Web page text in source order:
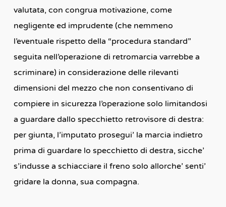
valutata, con congrua motivazione, come
negligente ed imprudente (che nemmeno
l’eventuale rispetto della “procedura standard”
seguita nell’operazione di retromarcia varrebbe a
scriminare) in considerazione delle rilevanti
dimensioni del mezzo che non consentivano di
compiere in sicurezza l’operazione solo limitandosi
a guardare dallo specchietto retrovisore di destra:
per giunta, l’imputato prosegui’ la marcia indietro
prima di guardare lo specchietto di destra, sicche’
s’indusse a schiacciare il freno solo allorche’ senti’
gridare la donna, sua compagna.